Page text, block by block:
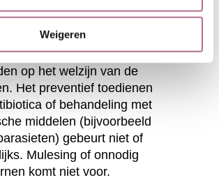
Weigeren
wordt goed toezicht
op het welzijn van de
Het preventief toedienen
of behandeling met
middelen (bijvoorbeeld
gebeurt niet of
Mulesing of onnodig
komt niet voor.